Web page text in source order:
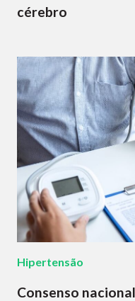
cérebro
Hipertensão
Consenso